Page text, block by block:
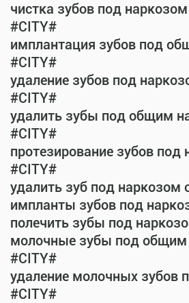
чистка зубов под
#CITY#
имплантация зубов под
#CITY#
удаление зубов под
#CITY#
удалить зубы под общим
#CITY#
протезирование зубов под
#CITY#
удалить зуб под
импланты зубов под
полечить зубы под
молочные зубы под общим
#CITY#
удаление молочных зубов
#CITY#